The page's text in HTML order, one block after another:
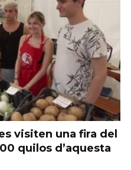
visiten una fira del
quilos d’aquesta